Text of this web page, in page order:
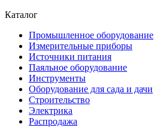
Каталог
Промышленное оборудование
Измерительные приборы
Источники питания
Паяльное оборудование
Инструменты
Оборудование для сада и дачи
Строительство
Электрика
Распродажа